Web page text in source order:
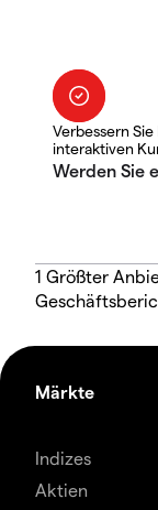
Verbessern
interaktiven
1 Größter
Märkte
Indizes
Aktien